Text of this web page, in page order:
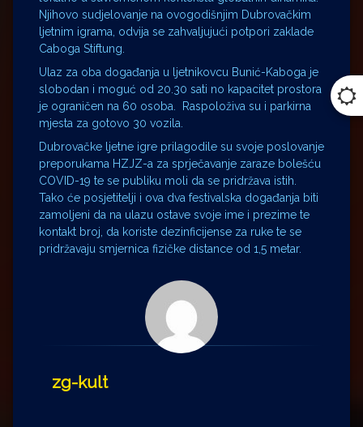
Njihovo sudjelovanje na ovogodišnjim Dubrovačkim
ljetnim igrama, odvija se zahvaljujući potpori zaklade
Caboga Stiftung.
Ulaz za oba događanja u ljetnikovcu Bunić-Kaboga je
slobodan i moguć od 20.30 sati no kapacitet prostora
je ograničen na 60 osoba. Raspoloživa su i parkirna
mjesta za gotovo 30 vozila.
Dubrovačke ljetne igre prilagodile su svoje poslovanje
preporukama HZJZ-a za sprječavanje zaraze bolešću
COVID-19 te se publiku moli da se pridržava istih.
Tako će posjetitelji i ova dva festivalska događanja biti
zamoljeni da na ulazu ostave svoje ime i prezime te
kontakt broj, da koriste dezinficijense za ruke te se
pridržavaju smjernica fizičke distance od 1,5 metar.
zg-kult